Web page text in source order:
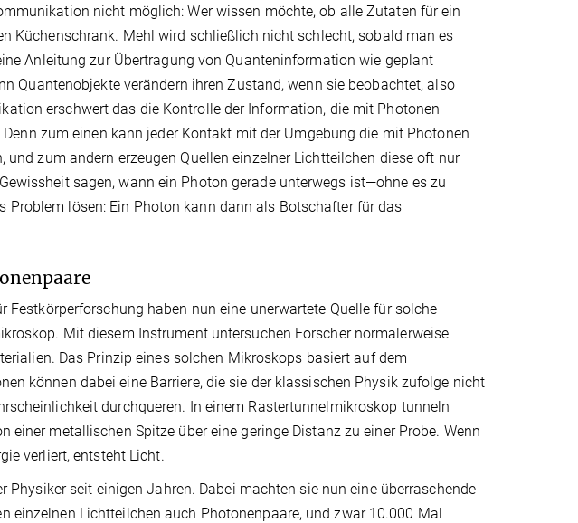
nicht möglich: Wer wissen möchte, ob alle Zutaten für ein
Küchenschrank. Mehl wird schließlich nicht schlecht, sobald man es
Anleitung zur Übertragung von Quanteninformation wie geplant
Quantenobjekte verändern ihren Zustand, wenn sie beobachtet, also
erschwert das die Kontrolle der Information, die mit Photonen
zum einen kann jeder Kontakt mit der Umgebung die mit Photonen
zum andern erzeugen Quellen einzelner Lichtteilchen diese oft nur
sagen, wann ein Photon gerade unterwegs ist—ohne es zu
Problem lösen: Ein Photon kann dann als Botschafter für das
haben nun eine unerwartete Quelle für solche
Mit diesem Instrument untersuchen Forscher normalerweise
Das Prinzip eines solchen Mikroskops basiert auf dem
können dabei eine Barriere, die sie der klassischen Physik zufolge nicht
durchqueren. In einem Rastertunnelmikroskop tunneln
einer metallischen Spitze über eine geringe Distanz zu einer Probe. Wenn
verliert, entsteht Licht.
Physiker seit einigen Jahren. Dabei machten sie nun eine überraschende
einzelnen Lichtteilchen auch Photonenpaare, und zwar 10.000 Mal